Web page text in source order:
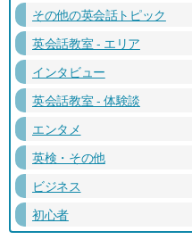
その他の英会話トピック
英会話教室 - エリア
インタビュー
英会話教室 - 体験談
エンタメ
英検・その他
ビジネス
初心者